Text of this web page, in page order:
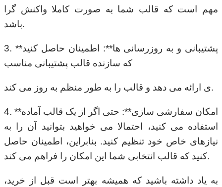
مهم است که قالب شما به صورت کاملا واکنش گرا
باشد.
3. **پشتیبانی و به روزرسانی ها**: اطمینان حاصل کنید
که سازنده قالب پشتیبانی مناسب
ی ارائه می دهد و قالب را به طور منظم به روز می کند.
4. **امکان سفارشی سازی**: حتی اگر از یک قالب آماده
استفاده می کنید، احتمالا می خواهید بتوانید آن را به
نیازهای خاص خود تنظیم کنید. بنابراین، اطمینان حاصل
کنید که قالب انتخابی شما این امکان را فراهم می کند.
به یاد داشته باشید که همیشه بهتر است قبل از خرید،